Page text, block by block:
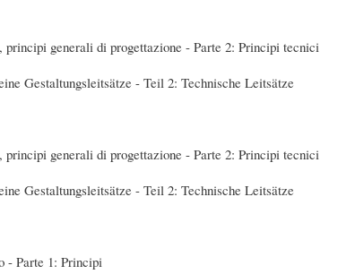
generali di progettazione - Parte 2: Principi tecnici
Gestaltungsleitsätze - Teil 2: Technische Leitsätze
generali di progettazione - Parte 2: Principi tecnici
Gestaltungsleitsätze - Teil 2: Technische Leitsätze
- Parte 1: Principi